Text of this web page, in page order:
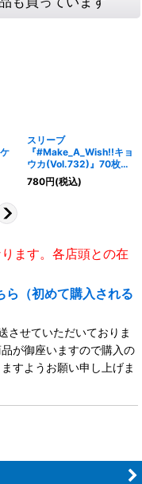
スリーブ
『#Make_A_Wish!!キョ
ウカ(Vol.732)』70枚入
り【-】{-}《サプライ》
780円(税込)
ます。各店頭との在
ら（初めて購入される
させていただいておりま
が御座いますので購入の
すようお願い申し上げま